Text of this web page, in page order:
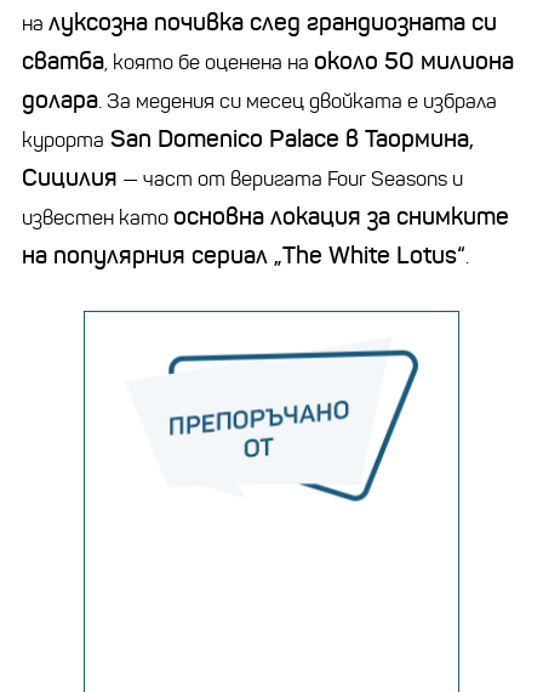
на луксозна почивка след грандиозната си
сватба, която бе оценена на около 50 милиона
долара. За медения си месец двойката е избрала
курорта San Domenico Palace в Таормина,
Сицилия — част от веригата Four Seasons и
известен като основна локация за снимките
на популярния сериал „The White Lotus“.